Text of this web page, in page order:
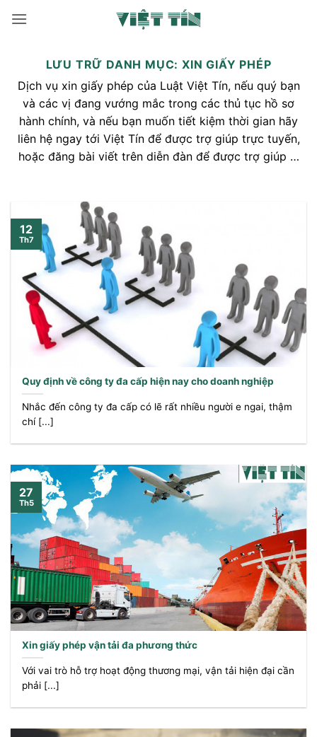
qua
LƯU TRỮ DANH MỤC: XIN GIẤY PHÉP
Dịch vụ xin giấy phép của Luật Việt Tín, nếu quý bạn
và các vị đang vướng mắc trong các thủ tục hồ sơ
hành chính, và nếu bạn muốn tiết kiệm thời gian hãy
liên hệ ngay tới Việt Tín để được trợ giúp trực tuyến,
hoặc đăng bài viết trên diễn đàn để được trợ giúp …
Quy định về công ty đa cấp hiện nay cho doanh nghiệp
Nhắc đến công ty đa cấp có lẽ rất nhiều người e ngai, thậm
chí [...]
12
Th7
Xin giấy phép vận tải đa phương thức
Với vai trò hỗ trợ hoạt động thương mại, vận tải hiện đại cần
phải [...]
27
Th5